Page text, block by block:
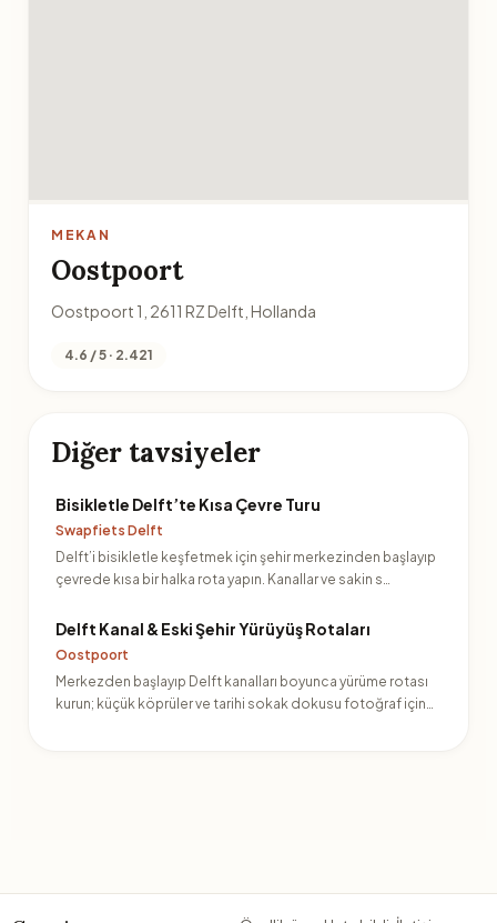
MEKAN
Oostpoort
Oostpoort 1, 2611 RZ Delft, Hollanda
4.6 / 5 · 2.421
Diğer tavsiyeler
Bisikletle Delft’te Kısa Çevre Turu
Swapfiets Delft
Delft’i bisikletle keşfetmek için şehir merkezinden başlayıp
çevrede kısa bir halka rota yapın. Kanallar ve sakin s…
Delft Kanal & Eski Şehir Yürüyüş Rotaları
Oostpoort
Merkezden başlayıp Delft kanalları boyunca yürüme rotası
kurun; küçük köprüler ve tarihi sokak dokusu fotoğraf için…